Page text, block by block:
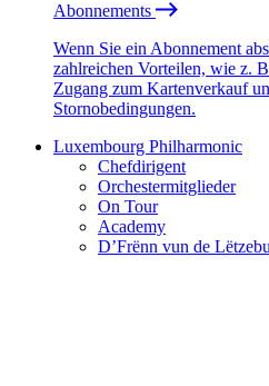
Abonnements
Wenn Sie ein Abonnement
zahlreichen Vorteilen, wie z.
Zugang zum Kartenverkauf
Stornobedingungen.
Luxembourg Philharmonic
Chefdirigent
Orchestermitglieder
On Tour
Academy
D’Frënn vun de